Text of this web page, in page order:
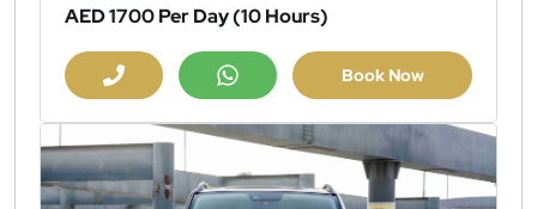
AED 1700Per Day (10 Hours)
Book Now